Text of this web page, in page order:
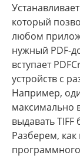
который
любом
нужный PDF-
вступает
устройств с
Например,
максимально
выдавать
Разберем,